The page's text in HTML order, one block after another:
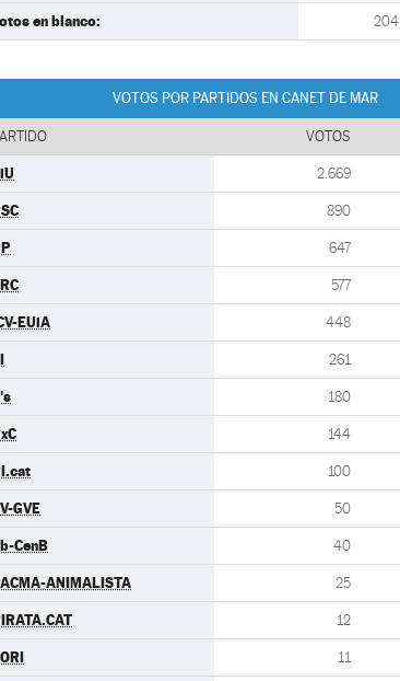
en blanco: 204
VOTOS POR PARTIDOS EN CANET DE MAR
VOTOS
2.669
890
647
577
EUiA 448
261
180
144
100
GVE 50
CenB 40
ANIMALISTA 25
12
11